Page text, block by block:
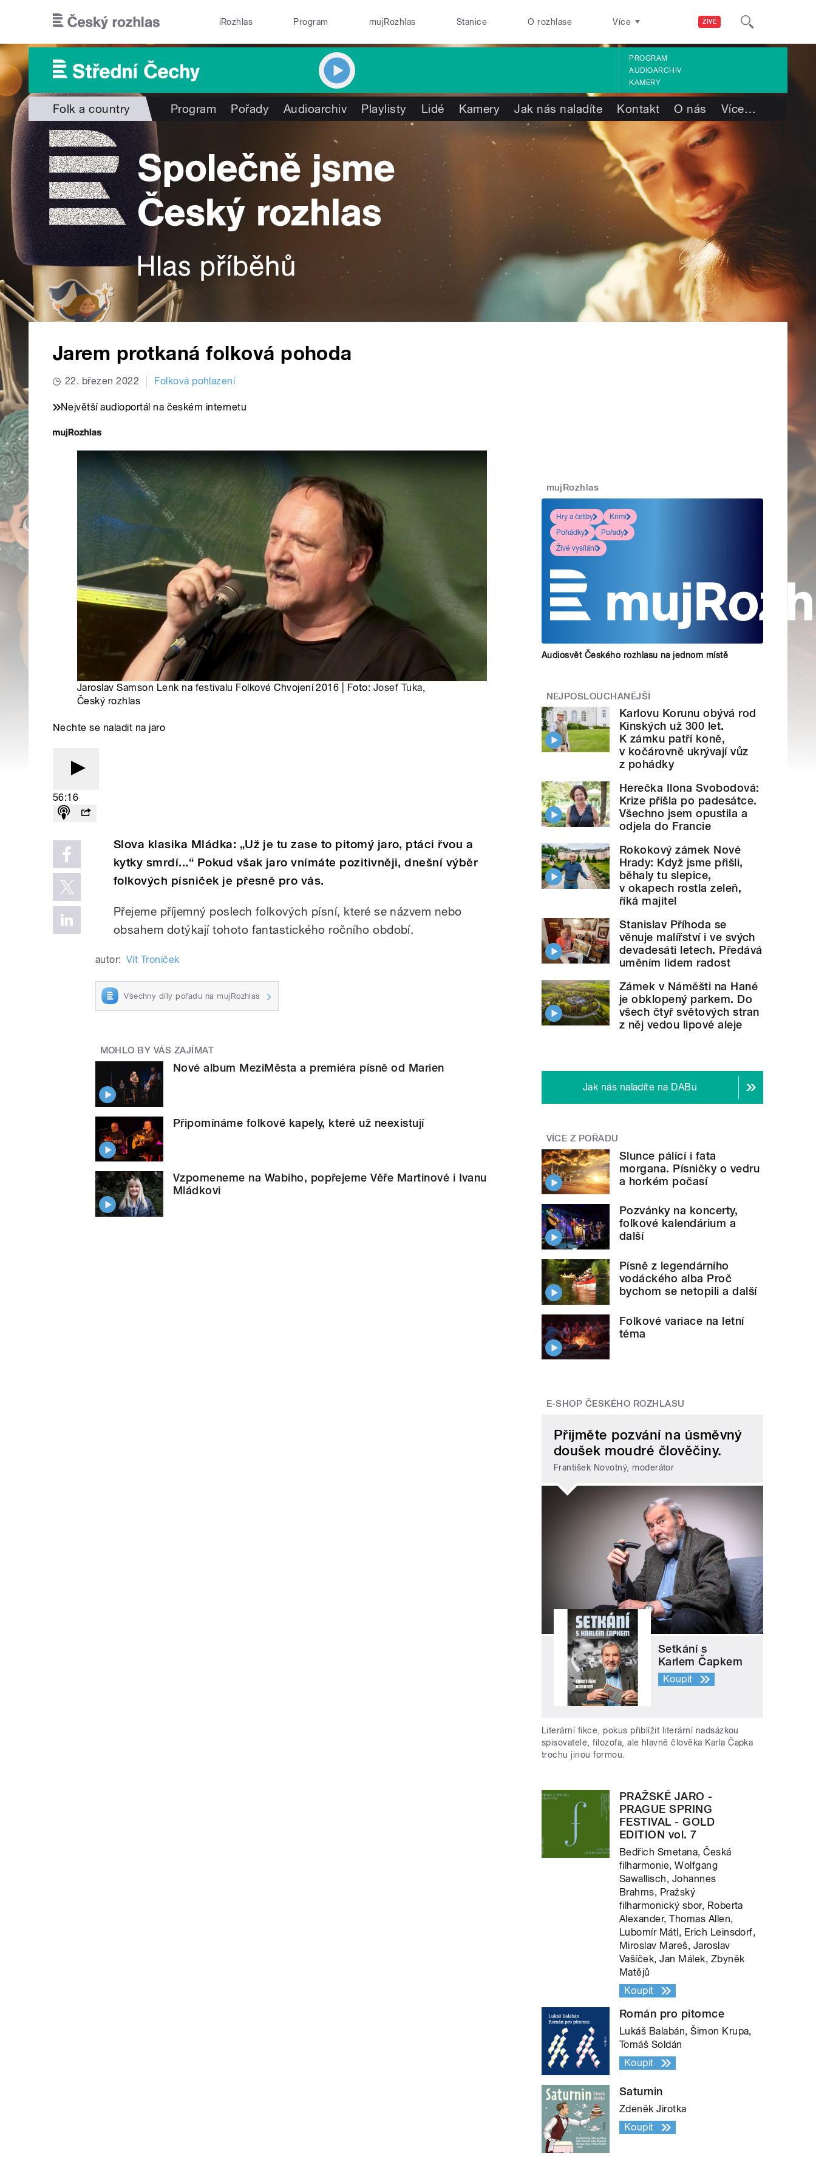
ŽIVĚ
iRozhlas Program mujRozhlas Stanice O rozhlase Více
PROGRAM
AUDIOARCHIV
KAMERY
Folk a country Program Pořady Audioarchiv Playlisty Lidé Kamery Jak nás naladíte Kontakt O nás Více…
Jarem protkaná folková pohoda
22. březen 2022 Folková pohlazení
Největší audioportál na českém internetu
Jaroslav Samson Lenk na festivalu Folkové Chvojení 2016 | Foto: Josef Tuka,
Český rozhlas
Nechte se naladit na jaro
56:16
Slova klasika Mládka: „Už je tu zase to pitomý jaro, ptáci řvou a
kytky smrdí...“ Pokud však jaro vnímáte pozitivněji, dnešní výběr
folkových písniček je přesně pro vás.
Přejeme příjemný poslech folkových písní, které se názvem nebo
obsahem dotýkají tohoto fantastického ročního období.
autor: Vít Troníček
Všechny díly pořadu na mujRozhlas
MOHLO BY VÁS ZAJÍMAT
Nové album MeziMěsta a premiéra písně od Marien
Připomínáme folkové kapely, které už neexistují
Vzpomeneme na Wabiho, popřejeme Věře Martinové i Ivanu
Mládkovi
mujRozhlas
Hry a četby
Krimi
Pohádky
Pořady
Živé vysílání
Audiosvět Českého rozhlasu na jednom místě
NEJPOSLOUCHANĚJŠÍ
Karlovu Korunu obývá rod
Kinských už 300 let.
K zámku patří koně,
v kočárovně ukrývají vůz
z pohádky
Herečka Ilona Svobodová:
Krize přišla po padesátce.
Všechno jsem opustila a
odjela do Francie
Rokokový zámek Nové
Hrady: Když jsme přišli,
běhaly tu slepice,
v okapech rostla zeleň,
říká majitel
Stanislav Příhoda se
věnuje malířství i ve svých
devadesáti letech. Předává
uměním lidem radost
Zámek v Náměšti na Hané
je obklopený parkem. Do
všech čtyř světových stran
z něj vedou lipové aleje
Jak nás naladíte na DABu
VÍCE Z POŘADU
Slunce pálící i fata
morgana. Písničky o vedru
a horkém počasí
Pozvánky na koncerty,
folkové kalendárium a
další
Písně z legendárního
vodáckého alba Proč
bychom se netopili a další
Folkové variace na letní
téma
E-SHOP ČESKÉHO ROZHLASU
Přijměte pozvání na úsměvný
doušek moudré člověčiny.
František Novotný, moderátor
Setkání s
Karlem Čapkem
Koupit
Literární fikce, pokus přiblížit literární nadsázkou
spisovatele, filozofa, ale hlavně člověka Karla Čapka
trochu jinou formou.
PRAŽSKÉ JARO -
PRAGUE SPRING
FESTIVAL - GOLD
EDITION vol. 7
Bedřich Smetana, Česká
filharmonie, Wolfgang
Sawallisch, Johannes
Brahms, Pražský
filharmonický sbor, Roberta
Alexander, Thomas Allen,
Lubomír Mátl, Erich Leinsdorf,
Miroslav Mareš, Jaroslav
Vašíček, Jan Málek, Zbyněk
Matějů
Koupit
Román pro pitomce
Lukáš Balabán, Šimon Krupa,
Tomáš Soldán
Koupit
Saturnin
Zdeněk Jirotka
Koupit